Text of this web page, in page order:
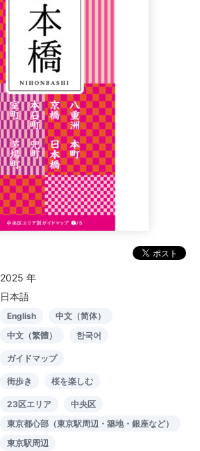
2025 年
日本語
English
中文（简体）
中文（繁體）
한국어
ガイドマップ
街歩き 桜を楽しむ
23区エリア
中央区
東京都心部（東京駅周辺・築地・銀座など）
東京駅周辺